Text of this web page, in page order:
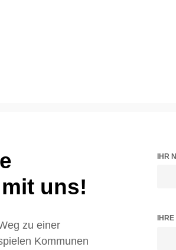
uns!
zu einer
Kommunen
IHR